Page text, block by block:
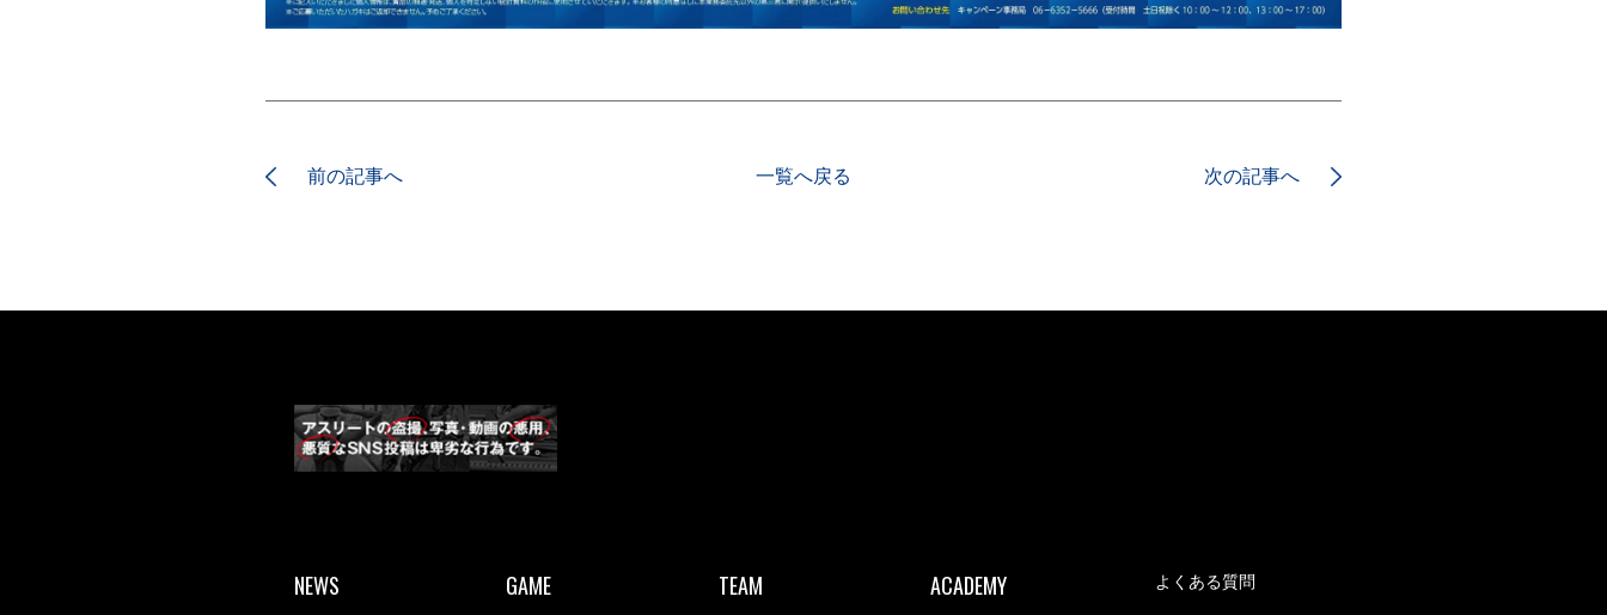
前の記事へ 一覧へ戻る 次の記事へ
NEWS GAME TEAM ACADEMY よくある質問